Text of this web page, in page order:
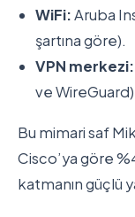
WiFi:Aruba
şartına göre).
VPN merkezi:
ve
Bu mimari saf
Cisco’ya göre
katmanın güçlü